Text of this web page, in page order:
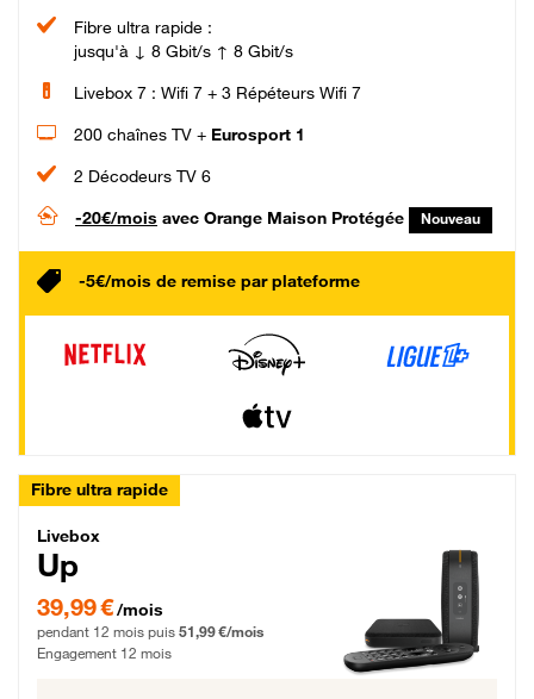
Fibre ultra rapide :
jusqu'à ↓ 8 Gbit/s ↑ 8 Gbit/s
Livebox 7 : Wifi 7 + 3 Répéteurs Wifi 7
200 chaînes TV + Eurosport 1
2 Décodeurs TV 6
-20€/mois avec Orange Maison Protégée Nouveau
-5€/mois de remise par plateforme
Fibre ultra rapide
Livebox Up Fibre
Livebox
Up
39,99 € par mois pendant 12 mois puis 51,99 € par mois, Engagement 12 mois
39,99 €/mois
pendant 12 mois puis 51,99 €/mois
Engagement 12 mois